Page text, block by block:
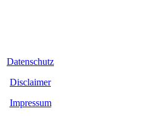
Datenschutz
Disclaimer
Impressum